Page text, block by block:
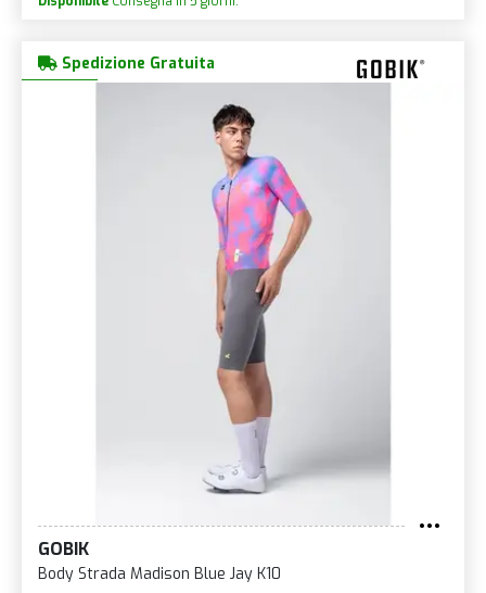
Spedizione Gratuita
GOBIK
Body Strada Madison Blue Jay K10